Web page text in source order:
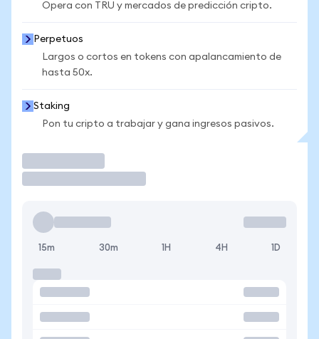
Opera con TRU y mercados de predicción cripto.
Perpetuos
Largos o cortos en tokens con apalancamiento de
hasta 50x.
Staking
Pon tu cripto a trabajar y gana ingresos pasivos.
15m 30m 1H 4H 1D